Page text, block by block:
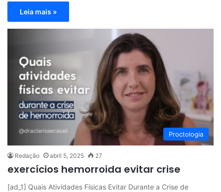
Leia mais »
Proctologia
Redação abril 5, 2025 27
exercícios hemorroida evitar crise
[ad_1] Quais Atividades Físicas Evitar Durante a Crise de